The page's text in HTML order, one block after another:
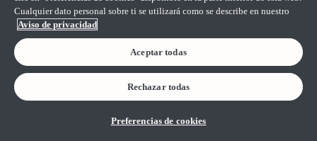
Cualquier dato personal sobre ti se utilizará como se describe en nuestro
Aviso de privacidad
Aceptar todas
Rechazar todas
Preferencias de cookies